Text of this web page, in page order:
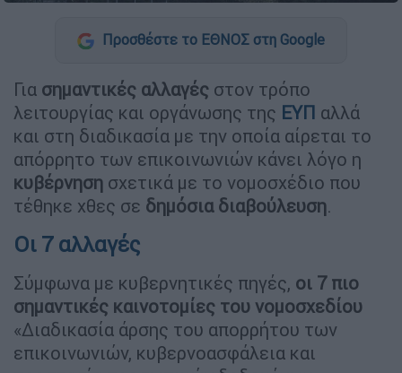
Προσθέστε το ΕΘΝΟΣ στη Google
Για σημαντικές αλλαγές στον τρόπο
λειτουργίας και οργάνωσης της ΕΥΠ αλλά
και στη διαδικασία με την οποία αίρεται το
απόρρητο των επικοινωνιών κάνει λόγο η
κυβέρνηση σχετικά με το νομοσχέδιο που
τέθηκε χθες σε δημόσια διαβούλευση.
Οι 7 αλλαγές
Σύμφωνα με κυβερνητικές πηγές, οι 7 πιο
σημαντικές καινοτομίες του νομοσχεδίου
«Διαδικασία άρσης του απορρήτου των
επικοινωνιών, κυβερνοασφάλεια και